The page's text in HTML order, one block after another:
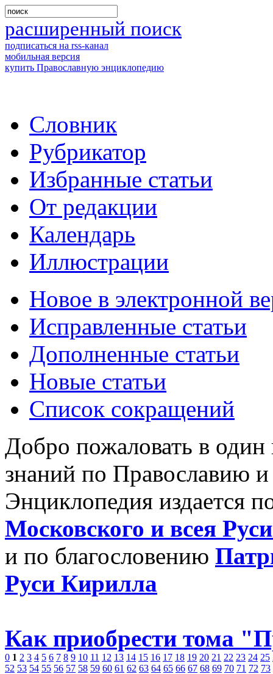
расширенный поиск
подписаться на rss-канал
мобильная версия
купить Православную энциклопедию
Словник
Рубрикатор
Избранные статьи
От редакции
Календарь
Иллюстрации
Новое в электронной
Исправленные статьи
Дополненные статьи
Новые статьи
Список сокращений
Добро пожаловать в
знаний по Православию
Энциклопедия издается
Московского и всея
и по благословению
Руси Кирилла
Как приобрести тома
0 1 2 3 4 5 6 7 8 9 10 11 12 13 14 15 16 17 18 19 20 21 22 23 24 25
52 53 54 55 56 57 58 59 60 61 62 63 64 65 66 67 68 69 70 71 72 73